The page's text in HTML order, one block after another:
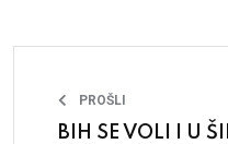
PROŠLI
BIH SE VOLI I U